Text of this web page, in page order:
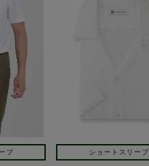
ブ ショートスリーブ